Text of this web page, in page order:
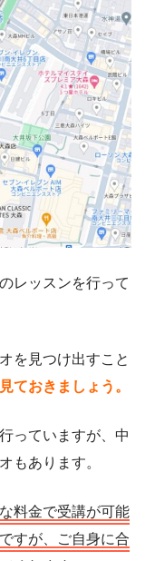
レッスンを行って
を見つけ出すこと
ておきましょう。
っていますが、中
もあります。
料金で受講が可能
すが、ご自身に合